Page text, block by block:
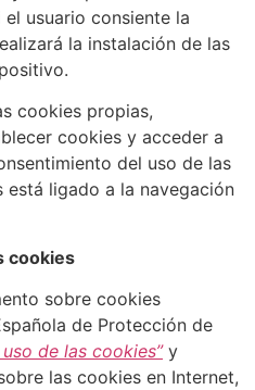
usuario consiente la
la instalación de las
cookies propias,
cookies y acceder a
del uso de las
está ligado a la navegación
cookies
sobre cookies
de Protección de
de las cookies”y
las cookies en Internet,